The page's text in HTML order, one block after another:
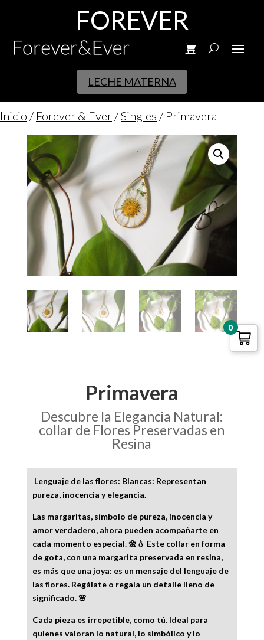
FOREVER
LECHE MATERNA
Inicio / Forever & Ever / Singles / Primavera
Primavera
Descubre la Elegancia Natural:
collar de Flores Preservadas en
Resina
Lenguaje de las flores: Blancas: Representan
pureza, inocencia y elegancia.
Las margaritas, símbolo de pureza, inocencia y
amor verdadero, ahora pueden acompañarte en
cada momento especial. 🌼💧 Este collar en forma
de gota, con una margarita preservada en resina,
es más que una joya: es un mensaje del lenguaje de
las flores. Regálate o regala un detalle lleno de
significado. 🌸
Cada pieza es irrepetible, como tú. Ideal para
quienes valoran lo natural, lo simbólico y lo
0